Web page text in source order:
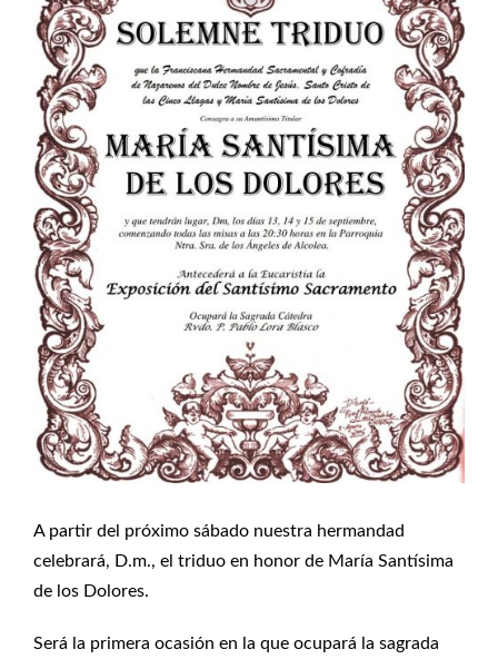
A partir del próximo sábado nuestra hermandad
celebrará, D.m., el triduo en honor de María Santísima
de los Dolores.
Será la primera ocasión en la que ocupará la sagrada